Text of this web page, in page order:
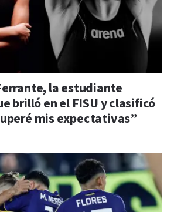
la estudiante
brilló en el FISU y clasificó
mis expectativas”